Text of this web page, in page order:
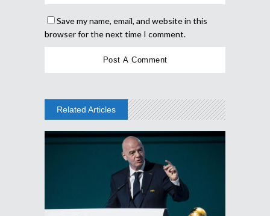
Save my name, email, and website in this
browser for the next time I comment.
Related Articles